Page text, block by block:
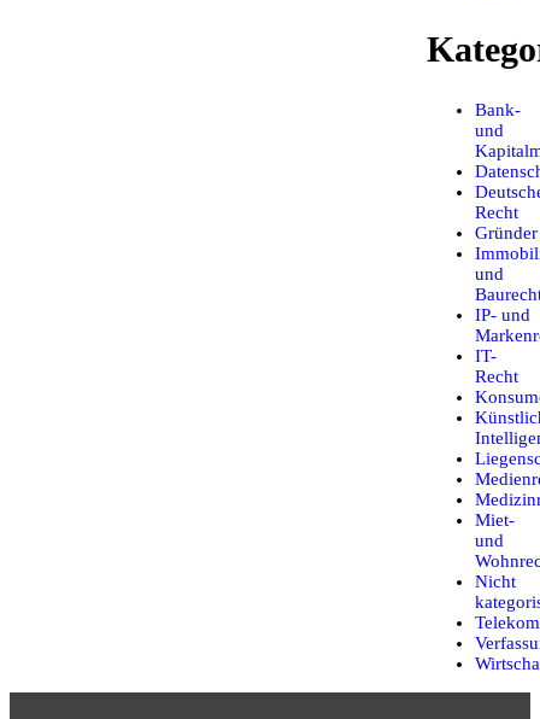
Bank-
und
Recht
Gründer
und
IP- und
IT-
Recht
Miet-
und
Nicht